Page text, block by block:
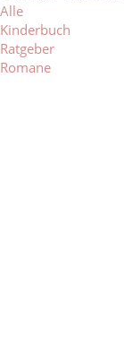
Alle
Kinderbuch
Ratgeber
Romane